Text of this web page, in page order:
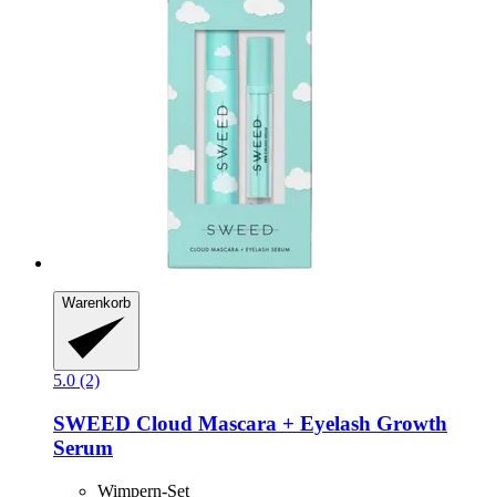
Warenkorb
5.0 (2)
SWEED Cloud Mascara + Eyelash Growth
Serum
Wimpern-Set